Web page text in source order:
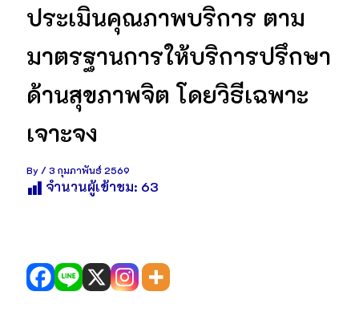
ประเมินคุณภาพบริการ ตาม
มาตรฐานการให้บริการปรึกษา
ด้านสุขภาพจิต โดยวิธีเฉพาะ
เจาะจง
By /3 กุมภาพันธ์ 2569
จำนวนผู้เข้าชม: 63